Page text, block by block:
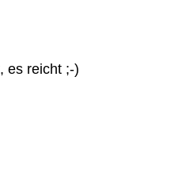
es reicht ;-)